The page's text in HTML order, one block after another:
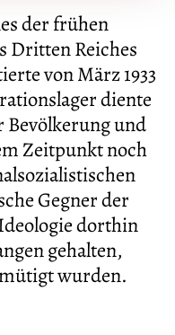
der frühen
Dritten Reiches
von März 1933
diente
und
Zeitpunkt noch
Gegner der
dorthin
gehalten,
wurden.